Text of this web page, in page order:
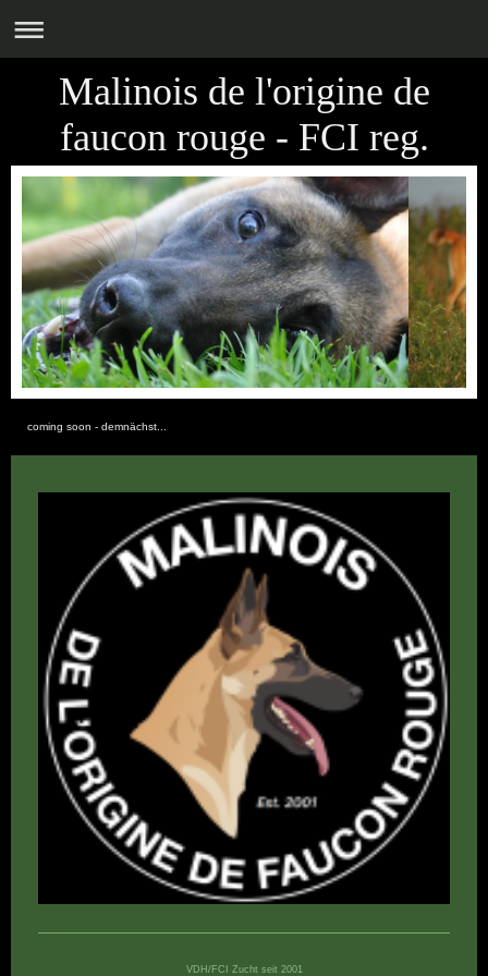
Malinois de l'origine de
faucon rouge - FCI reg.
coming soon - demnächst...
VDH/FCI Zucht seit 2001